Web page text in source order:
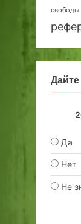
свободы
Дайте
Да
Нет
Не